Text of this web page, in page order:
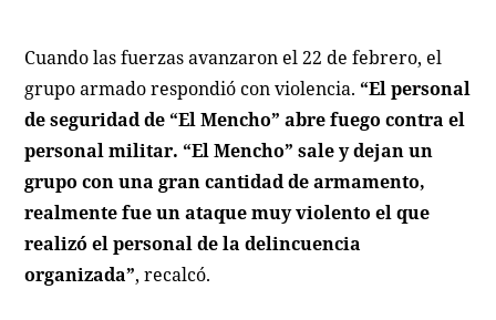
Cuando las fuerzas avanzaron el 22 de febrero, el
grupo armado respondió con violencia. “El personal
de seguridad de “El Mencho” abre fuego contra el
personal militar. “El Mencho” sale y dejan un
grupo con una gran cantidad de armamento,
realmente fue un ataque muy violento el que
realizó el personal de la delincuencia
organizada”, recalcó.